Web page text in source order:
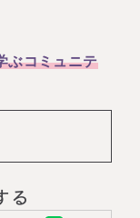
KOZ4階
ぶコミュニテ
る